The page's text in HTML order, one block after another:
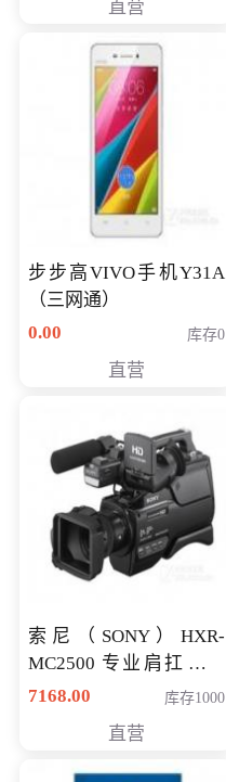
直营
步步高VIVO手机Y31A
（三网通）
0.00
库存0
直营
索尼（SONY）HXR-
MC2500 专业肩扛式存
储卡全高清摄录一体机
清入门级摄像机
7168.00 库存1000
直营